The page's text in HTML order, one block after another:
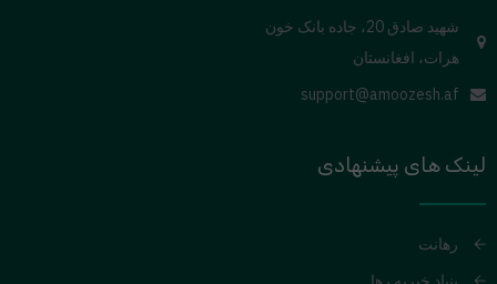
شهید صادق 20، جاده بانک خون
هرات، افغانستان
support@amoozesh.af
لینک های پیشنهادی
رهانت